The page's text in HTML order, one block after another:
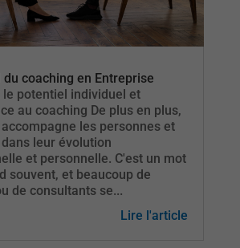
coaching en Entreprise
le potentiel individuel et
au coaching De plus en plus,
les personnes et
leur évolution
et personnelle. C'est un mot
souvent, et beaucoup de
de consultants se...
Lire l'article